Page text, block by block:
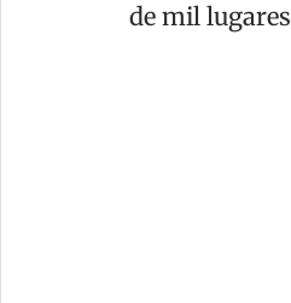
de mil lugares